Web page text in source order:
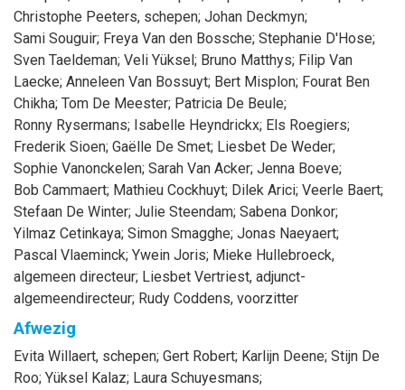
Christophe Peeters, schepen; Johan Deckmyn;
Sami Souguir; Freya Van den Bossche; Stephanie D'Hose;
Sven Taeldeman; Veli Yüksel; Bruno Matthys; Filip Van
Laecke; Anneleen Van Bossuyt; Bert Misplon; Fourat Ben
Chikha; Tom De Meester; Patricia De Beule;
Ronny Rysermans; Isabelle Heyndrickx; Els Roegiers;
Frederik Sioen; Gaëlle De Smet; Liesbet De Weder;
Sophie Vanonckelen; Sarah Van Acker; Jenna Boeve;
Bob Cammaert; Mathieu Cockhuyt; Dilek Arici; Veerle Baert;
Stefaan De Winter; Julie Steendam; Sabena Donkor;
Yilmaz Cetinkaya; Simon Smagghe; Jonas Naeyaert;
Pascal Vlaeminck; Ywein Joris; Mieke Hullebroeck,
algemeen directeur; Liesbet Vertriest, adjunct-
algemeendirecteur; Rudy Coddens, voorzitter
Afwezig
Evita Willaert, schepen; Gert Robert; Karlijn Deene; Stijn De
Roo; Yüksel Kalaz; Laura Schuyesmans;